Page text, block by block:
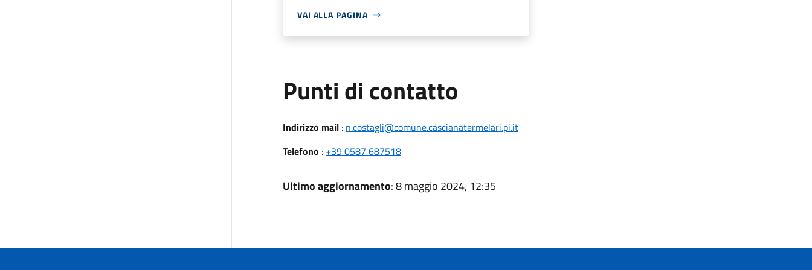
VAI ALLA PAGINA
Punti di contatto
Indirizzo mail: n.costagli@comune.cascianatermelari.pi.it
Telefono : +39 0587 687518
Ultimo aggiornamento: 8 maggio 2024, 12:35